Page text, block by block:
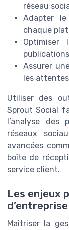
réseau social
Adapter
chaque
publications
Assurer
les
Utiliser des
Sprout Social
l’analyse des
réseaux
avancées
boîte de
service client.
Les enjeux
d’entreprise
Maîtriser la